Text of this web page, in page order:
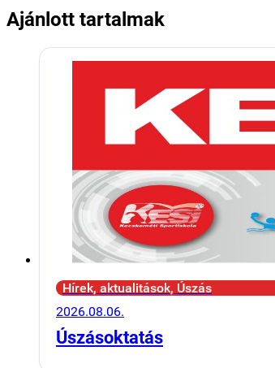
Ajánlott tartalmak
Hírek, aktualitások, Úszás
2026.08.06.
Úszásoktatás